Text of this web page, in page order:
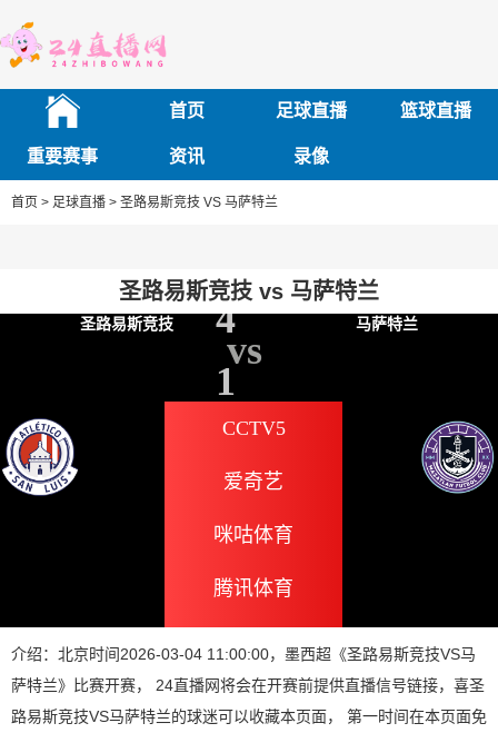
首页 足球直播 篮球直播
重要赛事 资讯 录像
首页 > 足球直播 > 圣路易斯竞技 VS 马萨特兰
圣路易斯竞技 vs 马萨特兰
墨西超 2026-03-04 11:00:00
圣路易斯竞技 4
vs
1
马萨特兰
CCTV5
爱奇艺
咪咕体育
腾讯体育
介绍：北京时间2026-03-04 11:00:00，墨西超《圣路易斯竞技VS马
萨特兰》比赛开赛， 24直播网将会在开赛前提供直播信号链接，喜圣
路易斯竞技VS马萨特兰的球迷可以收藏本页面， 第一时间在本页面免